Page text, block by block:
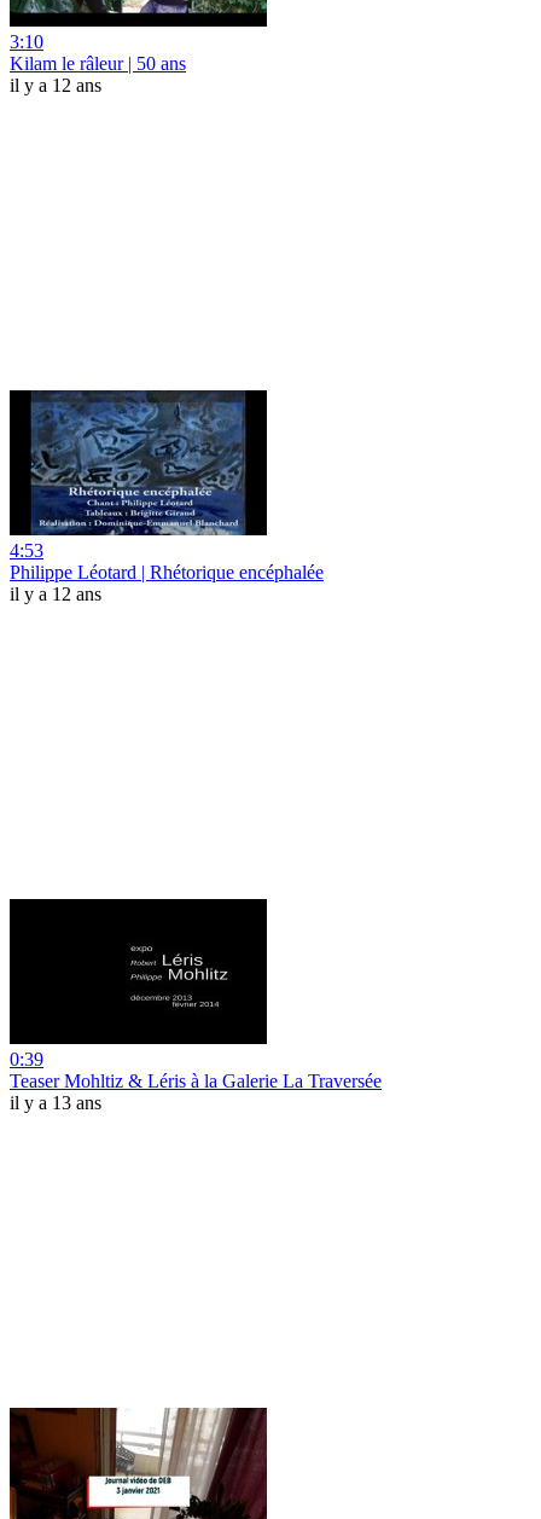
3:10
Kilam le râleur | 50 ans
il y a 12 ans
4:53
Philippe Léotard | Rhétorique encéphalée
il y a 12 ans
0:39
Teaser Mohltiz & Léris à la Galerie La Traversée
il y a 13 ans